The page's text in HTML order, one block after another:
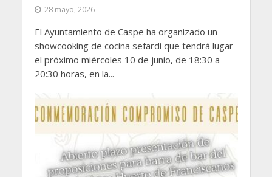
28 mayo, 2026
El Ayuntamiento de Caspe ha organizado un
showcooking de cocina sefardí que tendrá lugar
el próximo miércoles 10 de junio, de 18:30 a
20:30 horas, en la...